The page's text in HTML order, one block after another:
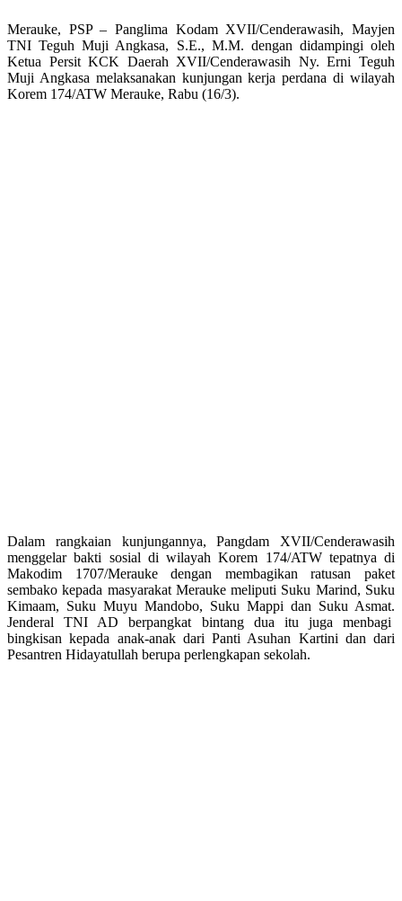
Merauke, PSP – Panglima Kodam XVII/Cenderawasih, Mayjen
TNI Teguh Muji Angkasa, S.E., M.M. dengan didampingi oleh
Ketua Persit KCK Daerah XVII/Cenderawasih Ny. Erni Teguh
Muji Angkasa melaksanakan kunjungan kerja perdana di wilayah
Korem 174/ATW Merauke, Rabu (16/3).
Dalam rangkaian kunjungannya, Pangdam XVII/Cenderawasih
menggelar bakti sosial di wilayah Korem 174/ATW tepatnya di
Makodim 1707/Merauke dengan membagikan ratusan paket
sembako kepada masyarakat Merauke meliputi Suku Marind, Suku
Kimaam, Suku Muyu Mandobo, Suku Mappi dan Suku Asmat.
Jenderal TNI AD berpangkat bintang dua itu juga menbagi
bingkisan kepada anak-anak dari Panti Asuhan Kartini dan dari
Pesantren Hidayatullah berupa perlengkapan sekolah.